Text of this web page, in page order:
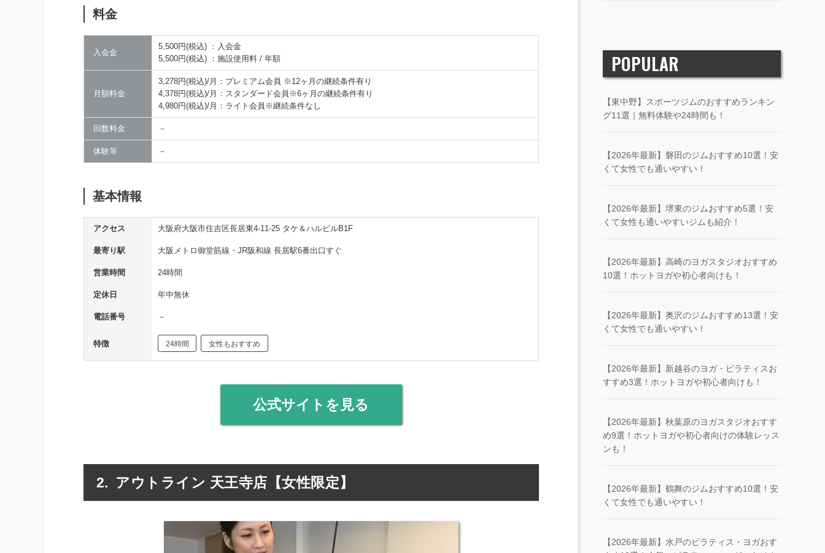
料金
入会金
5,500円(税込) ：入会金
5,500円(税込) ：施設使用料 / 年額
月額料金
3,278円(税込)/月：プレミアム会員 ※12ヶ月の継続条件有り
4,378円(税込)/月：スタンダード会員※6ヶ月の継続条件有り
4,980円(税込)/月：ライト会員※継続条件なし
回数料金 －
体験等 －
基本情報
アクセス 大阪府大阪市住吉区長居東4-11-25 タケ＆ハルビルB1F
最寄り駅 大阪メトロ御堂筋線・JR阪和線 長居駅6番出口すぐ
営業時間 24時間
定休日 年中無休
電話番号 －
特徴 24時間 女性もおすすめ
公式サイトを見る
アウトライン 天王寺店【女性限定】
POPULAR
【東中野】スポーツジムのおすすめランキン
グ11選｜無料体験や24時間も！
【2026年最新】磐田のジムおすすめ10選！安
くて女性でも通いやすい！
【2026年最新】堺東のジムおすすめ5選！安
くて女性も通いやすいジムも紹介！
【2026年最新】高崎のヨガスタジオおすすめ
10選！ホットヨガや初心者向けも！
【2026年最新】奥沢のジムおすすめ13選！安
くて女性でも通いやすい！
【2026年最新】新越谷のヨガ・ピラティスお
すすめ3選！ホットヨガや初心者向けも！
【2026年最新】秋葉原のヨガスタジオおすす
め9選！ホットヨガや初心者向けの体験レッス
ンも！
【2026年最新】鶴舞のジムおすすめ10選！安
くて女性でも通いやすい！
【2026年最新】水戸のピラティス・ヨガおす